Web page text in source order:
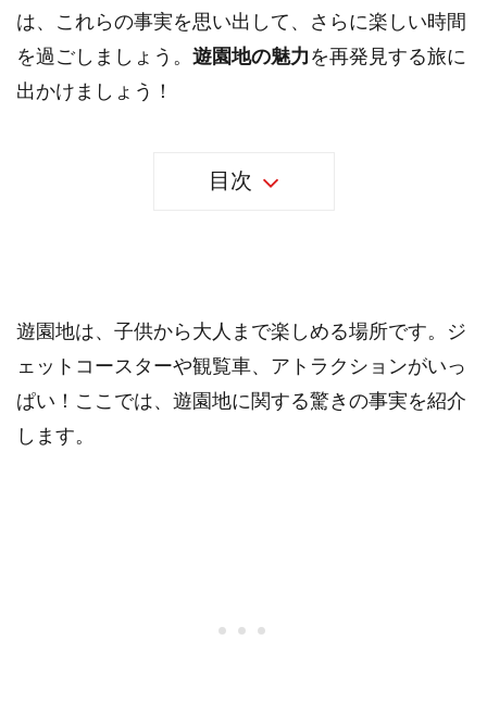
は、これらの事実を思い出して、さらに楽しい時間
を過ごしましょう。 遊園地の魅力を再発見する旅に
出かけましょう！
目次
遊園地は、子供から大人まで楽しめる場所です。ジ
ェットコースターや観覧車、アトラクションがいっ
ぱい！ここでは、遊園地に関する驚きの事実を紹介
します。